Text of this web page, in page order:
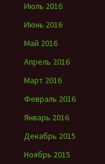
Июль 2016
Июнь 2016
Май 2016
Апрель 2016
Март 2016
Февраль 2016
Январь 2016
Декабрь 2015
Ноябрь 2015